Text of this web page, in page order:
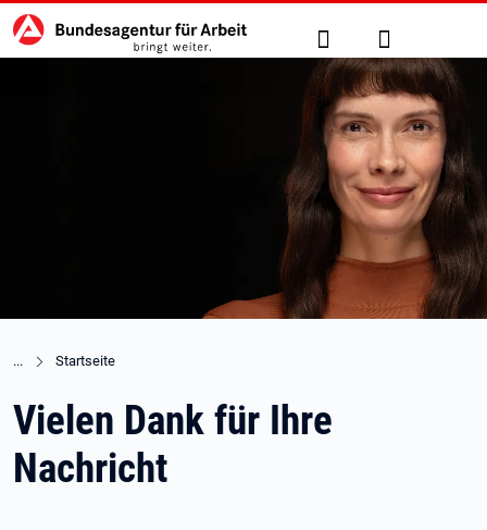
zu den Hauptinhalten springen
Hauptnavigation Suche Anmelden
Startseite
Vielen Dank für Ihre
Nachricht